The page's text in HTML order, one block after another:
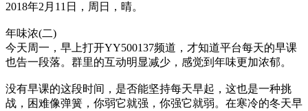
2018年2月11日，周日，晴。
年味浓(二)
今天周一，早上打开YY500137频道，才知道平台每天的早课
也告一段落。群里的互动明显减少，感觉到年味更加浓郁。
没有早课的这段时间，是否能坚持每天早起，这也是一种挑
战，困难像弹簧，你弱它就强，你强它就弱。在寒冷的冬天早